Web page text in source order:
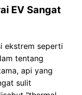
EV Sangat
ekstrem seperti
tentang
api yang
sulit